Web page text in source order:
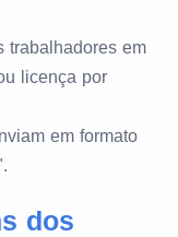
trabalhadores em
licença por
em formato
dos